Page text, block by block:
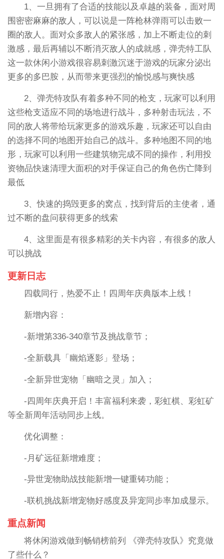
1、一旦拥有了合适的技能以及卓越的装备，面对周
围密密麻麻的敌人，可以说是一阵枪林弹雨可以击败一
圈的敌人。面对众多敌人的紧张感，加上不断走位的刺
激感，最后再辅以不断消灭敌人的成就感，弹壳特工队
这一款休闲小游戏很容易刺激沉迷于游戏的玩家分泌出
更多的多巴胺，从而带来更强烈的愉悦感与爽快感
2、弹壳特攻队有着多种不同的枪支，玩家可以利用
这些枪支适应不同的场地进行战斗，多种射击玩法，不
同的敌人将带给玩家更多的游戏乐趣，玩家还可以自由
的选择不同的地图开始自己的战斗。多种地图不同的地
形，玩家可以利用一些建筑物完成不同的操作，利用投
资物品快速清理大面积的对手保证自己的角色伤亡降到
最低
3、快速的捣毁更多的窝点，找到背后的主使者，通
过不断的盘问获得更多的线索
4、这里面是有很多精彩的关卡内容，有很多的敌人
可以挑战
更新日志
四载同行，热爱不止！四周年庆典版本上线！
新增内容：
-新增第336-340章节及挑战章节；
-全新载具「幽焰逐影」登场；
-全新异世宠物「幽暗之灵」加入；
-四周年庆典开启！丰富福利来袭，彩虹棋、彩虹矿
等全新周年活动同步上线。
优化调整：
-月矿远征新增难度；
-异世宠物助战技能新增一键重铸功能；
-联机挑战新增宠物好感度及异宠同步率加成显示。
重点新闻
将休闲游戏做到畅销榜前列 《弹壳特攻队》究竟做
了些什么？